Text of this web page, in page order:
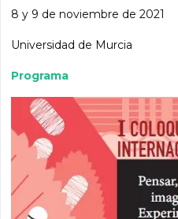
8 y 9 de noviembre de 2021
Universidad de Murcia
Programa